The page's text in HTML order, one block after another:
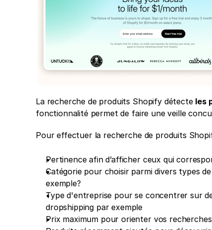
La recherche de produits Shopify détecte les
fonctionnalité permet de faire une veille
Pour effectuer la recherche de produits
Pertinence afin d’afficher ceux qui
Catégorie pour choisir parmi divers types
exemple?
Type d'entreprise pour se concentrer sur
dropshipping par exemple
Prix maximum pour orienter vos